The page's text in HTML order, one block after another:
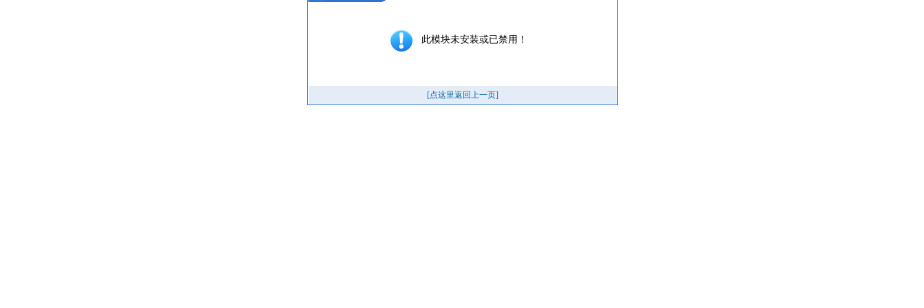
此模块未安装或已禁用！
[点这里返回上一页]